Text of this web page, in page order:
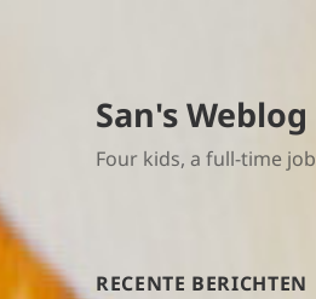
San's Weblog
Four kids, a full-time job
RECENTE BERICHTEN